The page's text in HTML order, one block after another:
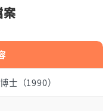
案
士（1990）